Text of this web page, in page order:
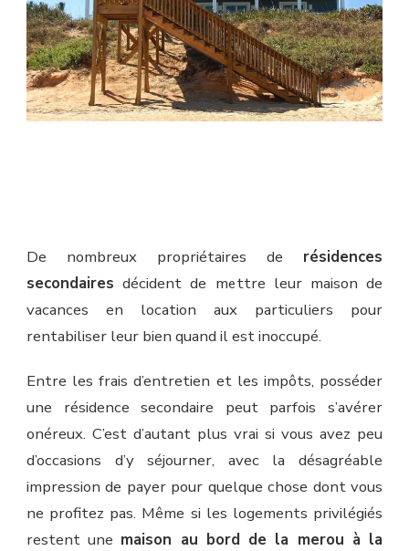
De nombreux propriétaires de résidences
secondaires décident de mettre leur maison de
vacances en location aux particuliers pour
rentabiliser leur bien quand il est inoccupé.
Entre les frais d’entretien et les impôts, posséder
une résidence secondaire peut parfois s’avérer
onéreux. C’est d’autant plus vrai si vous avez peu
d’occasions d’y séjourner, avec la désagréable
impression de payer pour quelque chose dont vous
ne profitez pas. Même si les logements privilégiés
restent une maison au bord de la merou à la